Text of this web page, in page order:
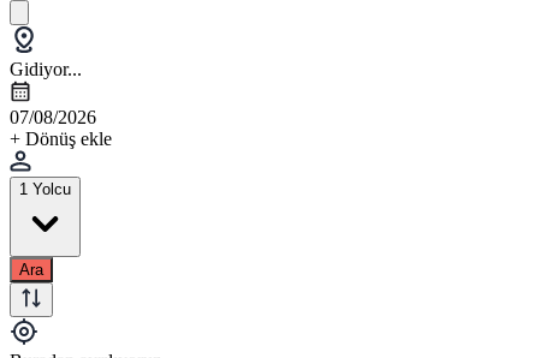
Gidiyor...
07/08/2026
+ Dönüş ekle
1 Yolcu
Ara